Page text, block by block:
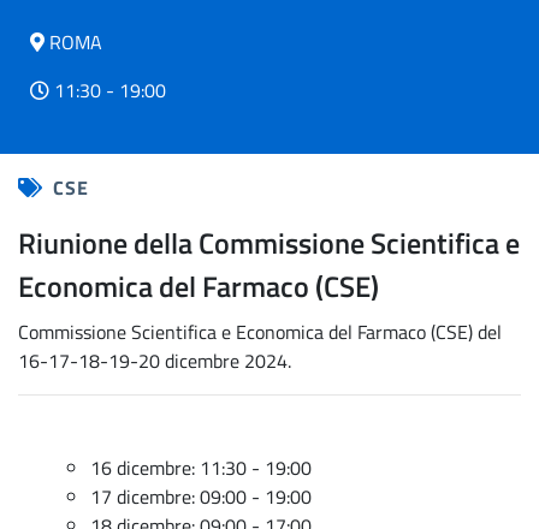
ROMA
11:30 - 19:00
CSE
Riunione della Commissione Scientifica e
Economica del Farmaco (CSE)
Commissione Scientifica e Economica del Farmaco (CSE) del
16-17-18-19-20 dicembre 2024.
16 dicembre: 11:30 - 19:00
17 dicembre: 09:00 - 19:00